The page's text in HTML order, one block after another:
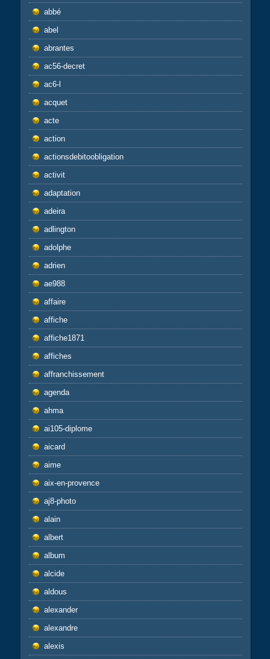
abbé
abel
abrantes
ac56-decret
ac6-l
acquet
acte
action
actionsdebitoobligation
activit
adaptation
adeira
adlington
adolphe
adrien
ae988
affaire
affiche
affiche1871
affiches
affranchissement
agenda
ahma
ai105-diplome
aicard
aime
aix-en-provence
aj8-photo
alain
albert
album
alcide
aldous
alexander
alexandre
alexis